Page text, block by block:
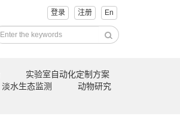
登录 注册 En
实验室自动化定制方案
淡水生态监测
动物研究